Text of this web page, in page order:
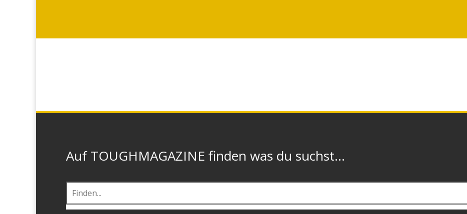
Auf TOUGHMAGAZINE finden was du suchst...